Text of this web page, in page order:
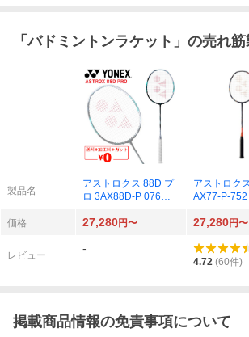
「バドミントンラケット 」の売れ
製品名
アストロクス 88D プ
ロ 3AX88D-P 076
ー）
アストロク
AX77-P-752
価格
27,280円〜 27,280円〜
レビュー
-
4.72 (60件)
掲載商品情報の免責事項について